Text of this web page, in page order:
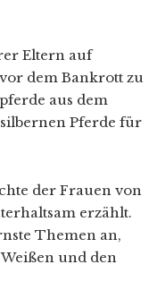
Eltern auf
dem Bankrott zu
aus dem
Pferde für
der Frauen von
erzählt.
Themen an,
und den